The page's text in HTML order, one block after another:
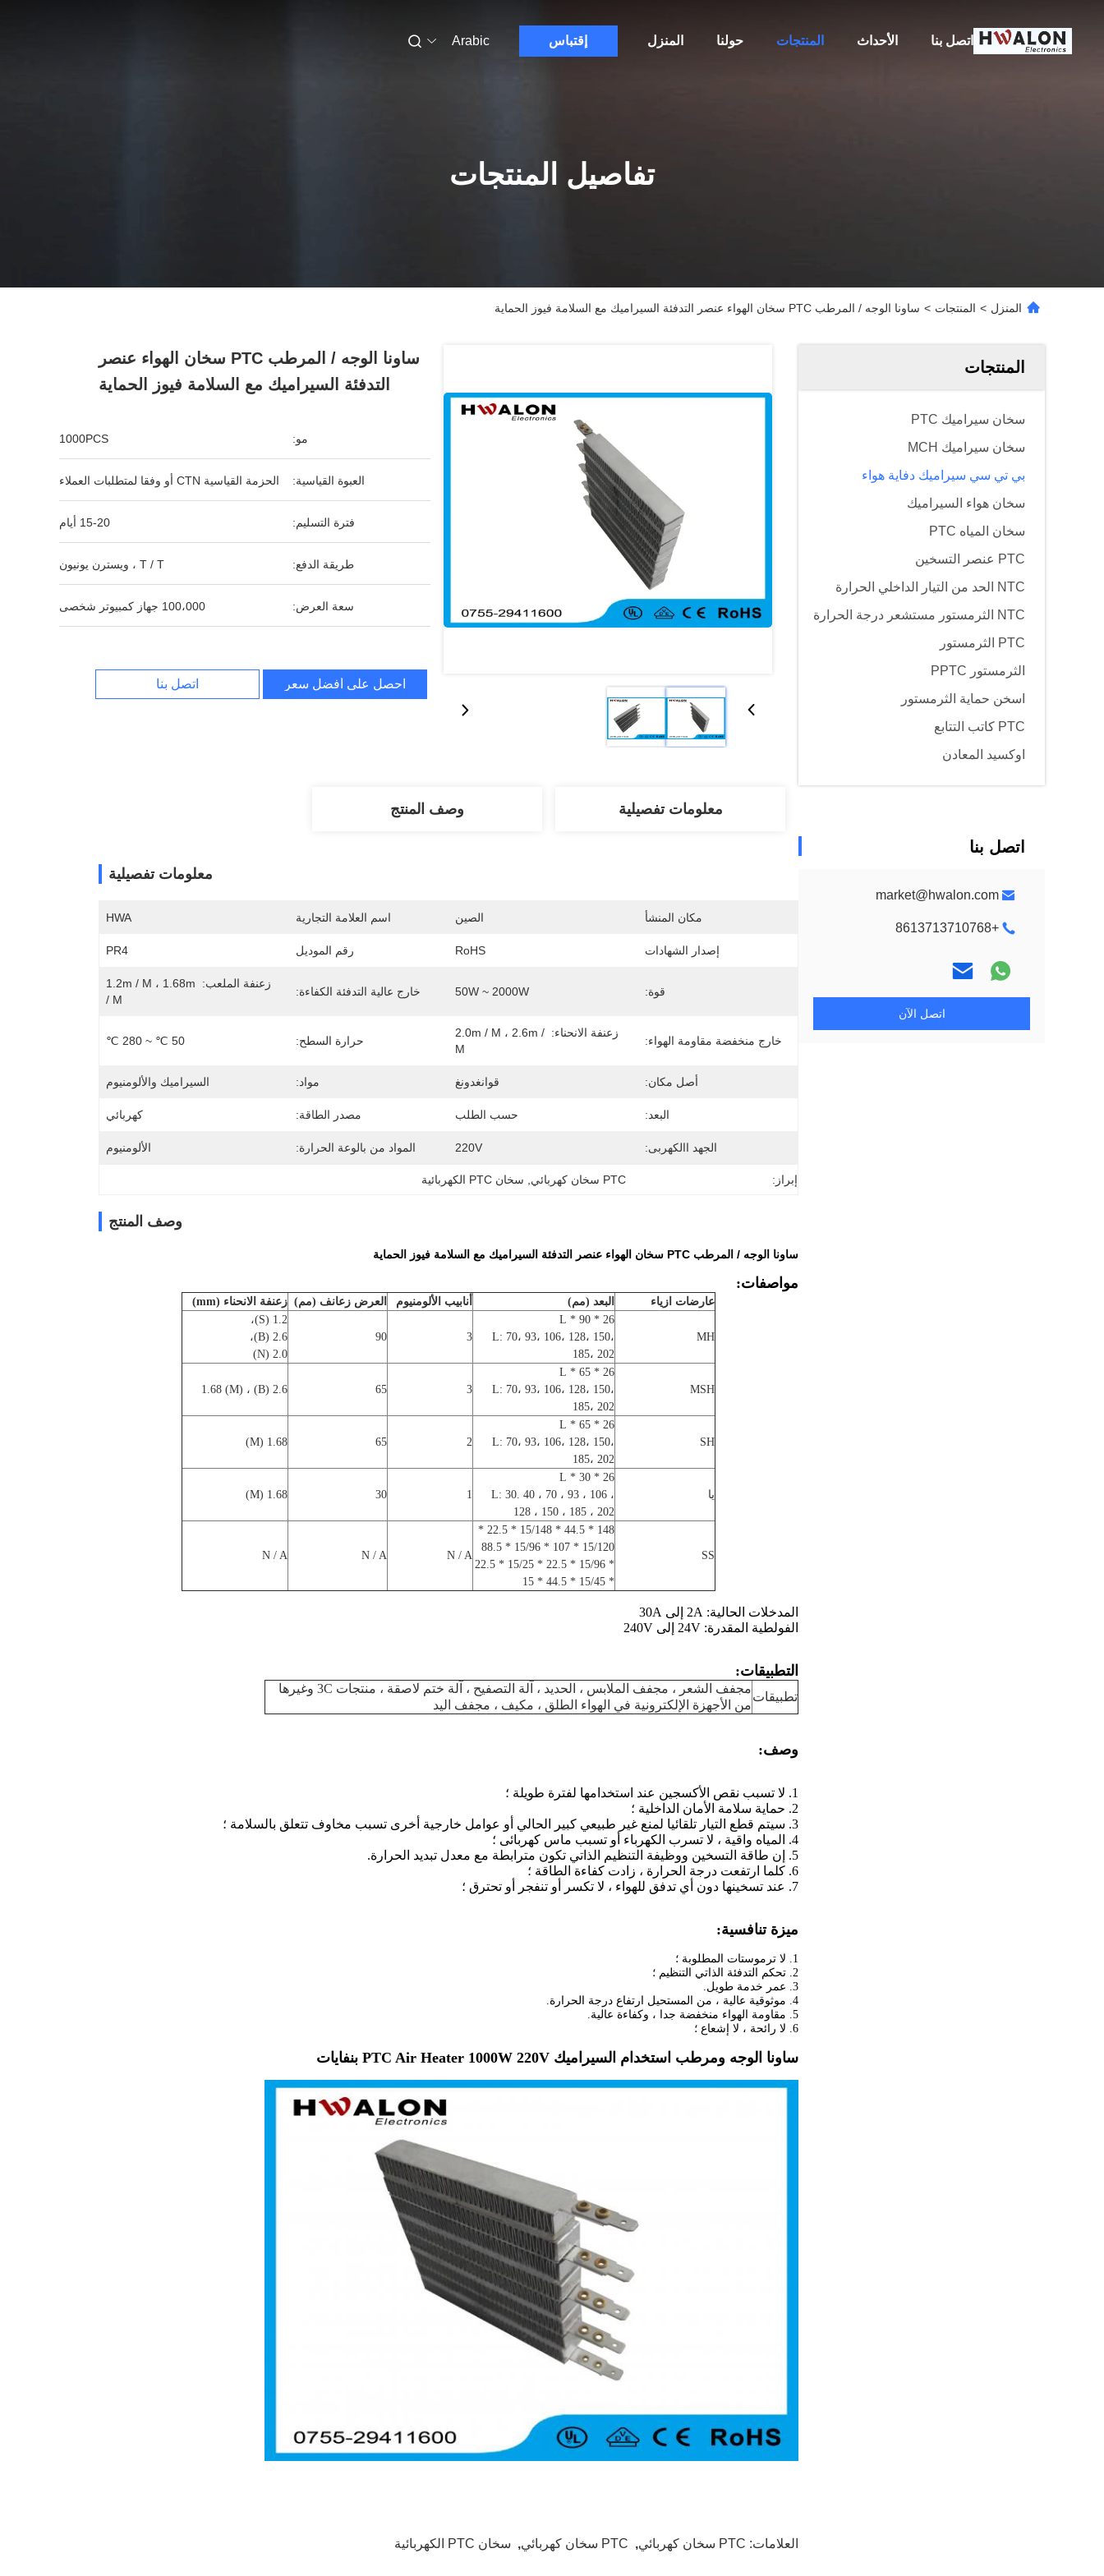
المنزل حولنا المنتجات الأحداث اتصل بنا إقتباس Arabic
تفاصيل المنتجات
المنزل > المنتجات > ساونا الوجه / المرطب PTC سخان الهواء عنصر التدفئة السيراميك مع السلامة فيوز الحماية
المنتجات
سخان سيراميك PTC
سخان سيراميك MCH
بي تي سي سيراميك دفاية هواء
سخان هواء السيراميك
سخان المياه PTC
PTC عنصر التسخين
NTC الحد من التيار الداخلي الحرارة
NTC الثرمستور مستشعر درجة الحرارة
PTC الثرمستور
الثرمستور PPTC
اسخن حماية الثرمستور
PTC كاتب التتابع
اوكسيد المعادن
اتصل بنا
market@hwalon.com
+8613713710768
اتصل الآن
ساونا الوجه / المرطب PTC سخان الهواء عنصر
التدفئة السيراميك مع السلامة فيوز الحماية
مو: 1000PCS
العبوة القياسية: الحزمة القياسية CTN أو وفقا لمتطلبات العملاء
فترة التسليم: 15-20 أيام
طريقة الدفع: T / T ، ويسترن يونيون
سعة العرض: 100،000 جهاز كمبيوتر شخصى
احصل على أفضل سعر اتصل بنا
معلومات تفصيلية وصف المنتج
معلومات تفصيلية
مكان المنشأ الصين اسم العلامة التجارية HWA
إصدار الشهادات RoHS رقم الموديل PR4
قوة: 50W ~ 2000W خارج عالية التدفئة الكفاءة:
زعنفة الملعب: 1.2m / M ، 1.68m
/ M
خارج منخفضة مقاومة الهواء:
زعنفة الانحناء: 2.0m / M ، 2.6m /
M
حرارة السطح: 50 ℃ ~ 280 ℃
أصل مكان: قوانغدونغ مواد: السيراميك والألومنيوم
البعد: حسب الطلب مصدر الطاقة: كهربائي
الجهد االكهربى: 220V المواد من بالوعة الحرارة: الألومنيوم
إبراز: PTC سخان كهربائي سخان PTC الكهربائية
وصف المنتج
ساونا الوجه / المرطب PTC سخان الهواء عنصر التدفئة السيراميك مع السلامة فيوز الحماية
مواصفات:
عارضات ازياء البعد (مم) أنابيب الألومنيوم العرض زعانف (مم) زعنفة الانحناء (mm)
MH
26 * 90 * L
L: 70، 93، 106، 128، 150،
185، 202
3
90
1.2 (S)،
2.6 (B)،
2.0 (N)
MSH
26 * 65 * L
L: 70، 93، 106، 128، 150،
185، 202
3
65 2.6 (B) ، 1.68 (M)
SH
26 * 65 * L
L: 70، 93، 106، 128، 150،
185، 202
2
65
1.68 (M)
يا
26 * 30 * L
L: 30. 40 ، 70 ، 93 ، 106 ،
128 ، 150 ، 185 ، 202
1
30
1.68 (M)
SS
148 * 44.5 * 15/148 * 22.5 *
15/120 * 107 * 15/96 * 88.5
* 15/96 * 22.5 * 15/25 * 22.5
* 15/45 * 44.5 * 15
N / A
N / A
N / A
المدخلات الحالية: 2A إلى 30A
الفولطية المقدرة: 24V إلى 240V
التطبيقات:
تطبيقات
مجفف الشعر ، مجفف الملابس ، الحديد ، آلة التصفيح ، آلة ختم لاصقة ، منتجات 3C وغيرها
من الأجهزة الإلكترونية في الهواء الطلق ، مكيف ، مجفف اليد
وصف:
1. لا تسبب نقص الأكسجين عند استخدامها لفترة طويلة ؛
2. حماية سلامة الأمان الداخلية ؛
3. سيتم قطع التيار تلقائيا لمنع غير طبيعي كبير الحالي أو عوامل خارجية أخرى تسبب مخاوف تتعلق بالسلامة ؛
4. المياه واقية ، لا تسرب الكهرباء أو تسبب ماس كهربائى ؛
5. إن طاقة التسخين ووظيفة التنظيم الذاتي تكون مترابطة مع معدل تبديد الحرارة.
6. كلما ارتفعت درجة الحرارة ، زادت كفاءة الطاقة ؛
7. عند تسخينها دون أي تدفق للهواء ،
لا تكسر أو تنفجر أو تحترق ؛
ميزة تنافسية:
1. لا ترموستات المطلوبة ؛
2. تحكم التدفئة الذاتي التنظيم ؛
3. عمر خدمة طويل.
4. موثوقية عالية ، من المستحيل ارتفاع درجة الحرارة.
5. مقاومة الهواء منخفضة جدا ، وكفاءة عالية.
6. لا رائحة ، لا إشعاع ؛
ساونا الوجه ومرطب استخدام السيراميك PTC Air Heater 1000W 220V بنفايات
العلامات: PTC سخان كهربائي , PTC سخان كهربائي , سخان PTC الكهربائية